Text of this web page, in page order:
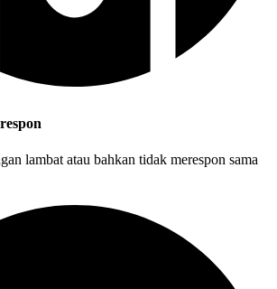
lambat atau bahkan tidak merespon sama